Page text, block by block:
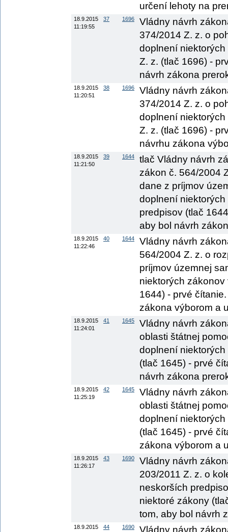
určení lehoty na
18.9.2015
11:19:55
37 1696
Vládny návrh
374/2014 Z. z. o
doplnení
Z. z. (tlač 1696) -
návrh zákona
18.9.2015
11:20:51
38 1696
Vládny návrh
374/2014 Z. z. o
doplnení
Z. z. (tlač 1696) -
návrhu zákona
18.9.2015
11:21:50
39 1644
tlač Vládny návrh
zákon č. 564/2004
dane z príjmov
doplnení
predpisov (tlač
aby bol návrh
18.9.2015
11:22:46
40 1644
Vládny návrh
564/2004 Z. z. o
príjmov územnej
niektorých
1644) - prvé
zákona výborom a
18.9.2015
11:24:01
41 1645
Vládny návrh
oblasti štátnej
doplnení
(tlač 1645) - prvé
návrh zákona
18.9.2015
11:25:19
42 1645
Vládny návrh
oblasti štátnej
doplnení
(tlač 1645) - prvé
zákona výborom a
18.9.2015
11:26:17
43 1690
Vládny návrh
203/2011 Z. z. o
neskorších
niektoré zákony
tom, aby bol návrh
18.9.2015
44 1690 Vládny návrh